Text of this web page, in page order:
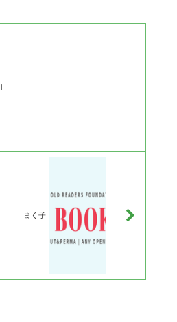
i
まく子